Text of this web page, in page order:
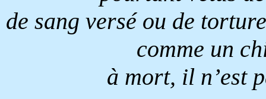
de sang versé ou de
comme un
à mort, il n’est